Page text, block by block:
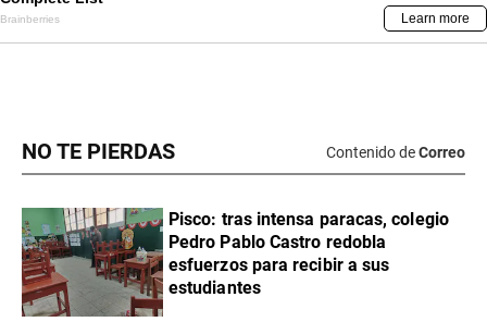
NO TE PIERDAS Contenido deCorreo
Pisco: tras intensa paracas, colegio
Pedro Pablo Castro redobla
esfuerzos para recibir a sus
estudiantes